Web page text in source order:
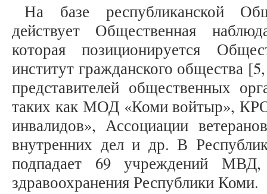
На базе республиканской
действует Общественная
которая позиционируется
институт гражданского общества
представителей общественных
таких как МОД «Коми войтыр»,
инвалидов», Ассоциации
внутренних дел и др. В
подпадает 69 учреждений
здравоохранения Республики Коми.